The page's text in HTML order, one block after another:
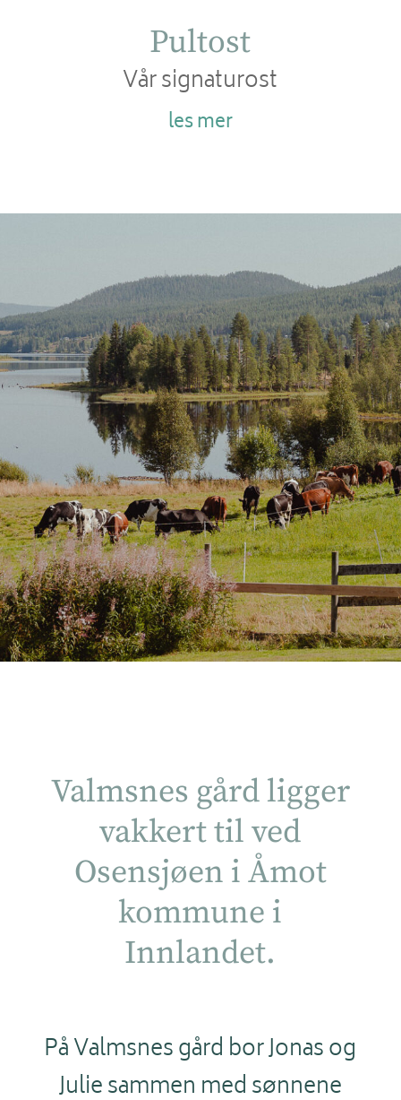
Pultost
Vår signaturost
les mer
Valmsnes gård ligger
vakkert til ved
Osensjøen i Åmot
kommune i
Innlandet.
På Valmsnes gård bor Jonas og
Julie sammen med sønnene